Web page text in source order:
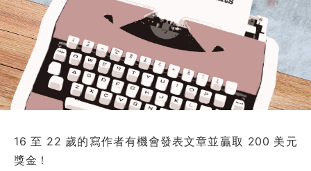
16 至 22 歲的寫作者有機會發表文章並贏取 200 美元
獎金！